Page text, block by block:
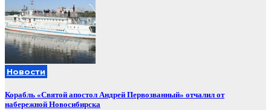
Новости
Корабль «Святой апостол Андрей Первозванный» отчалил от
набережной Новосибирска